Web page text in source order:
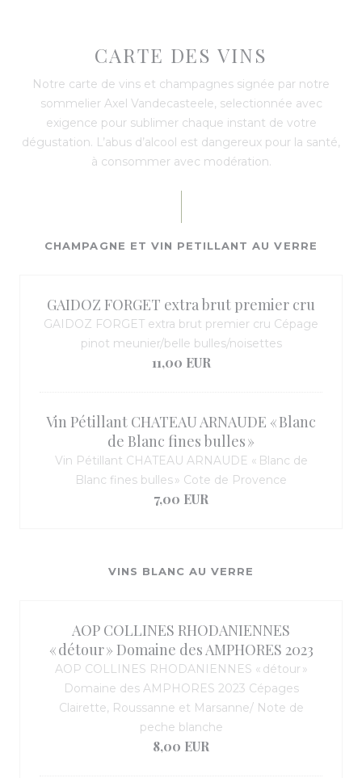
CARTE DES VINS
Notre carte de vins et champagnes signée par notre
sommelier Axel Vandecasteele, selectionnée avec
exigence pour sublimer chaque instant de votre
dégustation. L’abus d’alcool est dangereux pour la santé,
à consommer avec modération.
CHAMPAGNE ET VIN PETILLANT AU VERRE
GAIDOZ FORGET extra brut premier cru
GAIDOZ FORGET extra brut premier cru Cépage
pinot meunier/belle bulles/noisettes
11,00 EUR
Vin Pétillant CHATEAU ARNAUDE « Blanc
de Blanc fines bulles »
Vin Pétillant CHATEAU ARNAUDE « Blanc de
Blanc fines bulles » Cote de Provence
7,00 EUR
VINS BLANC AU VERRE
AOP COLLINES RHODANIENNES
« détour » Domaine des AMPHORES 2023
AOP COLLINES RHODANIENNES « détour »
Domaine des AMPHORES 2023 Cépages
Clairette, Roussanne et Marsanne/ Note de
peche blanche
8,00 EUR